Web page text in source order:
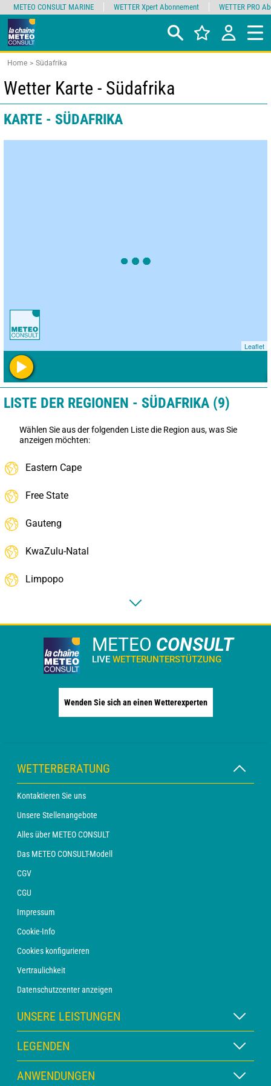
Home Südafrika
Wetter Karte - Südafrika
KARTE - SÜDAFRIKA
Leaflet
LISTE DER REGIONEN - SÜDAFRIKA (9)
Wählen Sie aus der folgenden Liste die Region aus, was Sie
anzeigen möchten:
Eastern Cape
Free State
Gauteng
KwaZulu-Natal
Limpopo
METEO CONSULT
LIVE WETTERUNTERSTÜTZUNG
Wenden Sie sich an einen Wetterexperten
WETTERBERATUNG
Kontaktieren Sie uns
Unsere Stellenangebote
Alles über METEO CONSULT
Das METEO CONSULT-Modell
CGV
CGU
Impressum
Cookie-Info
Cookies konfigurieren
Vertraulichkeit
Datenschutzcenter anzeigen
UNSERE LEISTUNGEN
WETTER Xpert Abonnement
WETTER PRO Abonnement
Beratung mit einem Vorhersager
LEGENDEN
Kartenlegende
ANWENDUNGEN
METEO CONSULT MARINE WETTER Xpert Abonnement WETTER PRO